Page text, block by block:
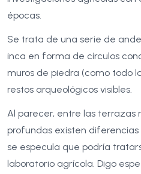
épocas.
Se trata de una serie de
inca en forma de círculos
muros de piedra (como todo
restos arqueológicos visibles.
Al parecer, entre las terrazas
profundas existen
se especula que podría
laboratorio agrícola. Digo